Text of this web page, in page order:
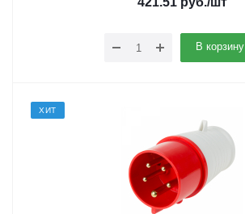
В корзину
ХИТ